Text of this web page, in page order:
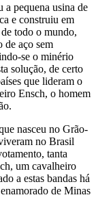
a pequena usina de
e construiu em
todo o mundo,
de aço sem
se o minério
solução, de certo
que lideram o
Ensch, o homem
nasceu no Grão-
no Brasil
tanta
um cavalheiro
a estas bandas há
de Minas